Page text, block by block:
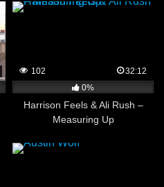
102
32:12
0%
Harrison Feels & Ali Rush –
Measuring Up